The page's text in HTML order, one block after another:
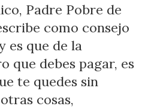
Padre Pobre de
como consejo
es que de la
que debes pagar, es
te quedes sin
cosas,